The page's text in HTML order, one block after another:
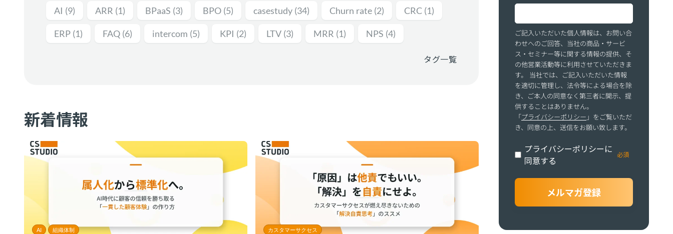
AI (9) ARR (1) BPaaS (3) BPO (5) casestudy (34) Churn rate (2) CRC (1)
ERP (1) FAQ (6) intercom (5) KPI (2) LTV (3) MRR (1) NPS (4)
タグ一覧
新着情報
AI 組織体制 カスタマーサクセス
ご記入いただいた個人情報は、お問い合
わせへのご回答、当社の商品・サービ
ス・セミナー等に関する情報の提供、そ
の他営業活動等に利用させていただきま
す。 当社では、ご記入いただいた情報
を適切に管理し、法令等による場合を除
き、ご本人の同意なく第三者に開示、提
供することはありません。
「プライバシーポリシー 」をご覧いただ
き、同意の上、送信をお願い致します。
プライバシーポリシーに
同意する